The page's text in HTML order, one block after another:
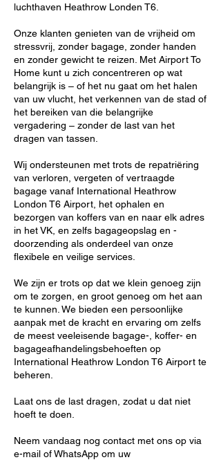
luchthaven Heathrow Londen T6.
Onze klanten genieten van de vrijheid om
stressvrij, zonder bagage, zonder handen
en zonder gewicht te reizen. Met Airport To
Home kunt u zich concentreren op wat
belangrijk is – of het nu gaat om het halen
van uw vlucht, het verkennen van de stad of
het bereiken van die belangrijke
vergadering – zonder de last van het
dragen van tassen.
Wij ondersteunen met trots de repatriëring
van verloren, vergeten of vertraagde
bagage vanaf International Heathrow
London T6 Airport, het ophalen en
bezorgen van koffers van en naar elk adres
in het VK, en zelfs bagageopslag en -
doorzending als onderdeel van onze
flexibele en veilige services.
We zijn er trots op dat we klein genoeg zijn
om te zorgen, en groot genoeg om het aan
te kunnen. We bieden een persoonlijke
aanpak met de kracht en ervaring om zelfs
de meest veeleisende bagage-, koffer- en
bagageafhandelingsbehoeften op
International Heathrow London T6 Airport te
beheren.
Laat ons de last dragen, zodat u dat niet
hoeft te doen.
Neem vandaag nog contact met ons op via
e-mail of WhatsApp om uw